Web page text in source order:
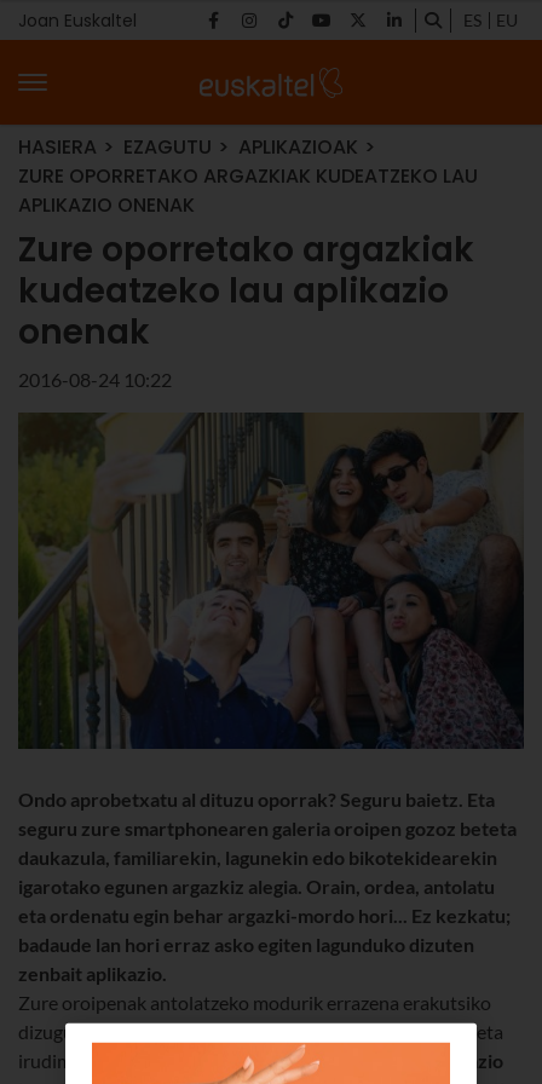
Joan Euskaltel ES EU
HASIERA EZAGUTU
APLIKAZIOAK
ZURE OPORRETAKO ARGAZKIAK KUDEATZEKO LAU
APLIKAZIO ONENAK
Zure oporretako argazkiak
kudeatzeko lau aplikazio
onenak
2016-08-24 10:22
Ondo aprobetxatu al dituzu oporrak? Seguru baietz. Eta
seguru zure smartphonearen galeria oroipen gozoz beteta
daukazula, familiarekin, lagunekin edo bikotekidearekin
igarotako egunen argazkiz alegia. Orain, ordea, antolatu
eta ordenatu egin behar argazki-mordo hori... Ez kezkatu;
badaude lan hori erraz asko egiten lagunduko dizuten
zenbait aplikazio.
Zure oroipenak antolatzeko modurik errazena erakutsiko
dizugu; bestalde, ideia berriak ere zureganatuko dituzu, eta
irudimena landuko. Euskaltelen blogak
doako lau aplikazio